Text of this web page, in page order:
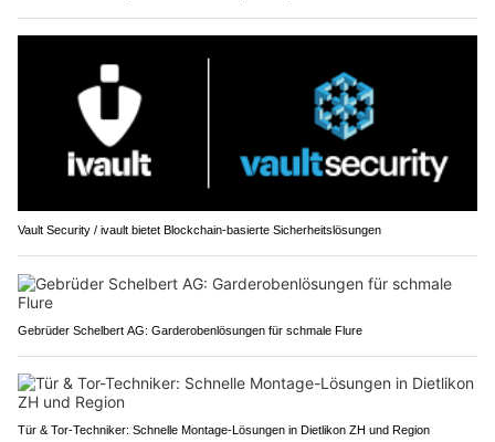
Vault Security / ivault bietet Blockchain-basierte Sicherheitslösungen
Gebrüder Schelbert AG: Garderobenlösungen für schmale Flure
Tür & Tor-Techniker: Schnelle Montage-Lösungen in Dietlikon ZH und Region